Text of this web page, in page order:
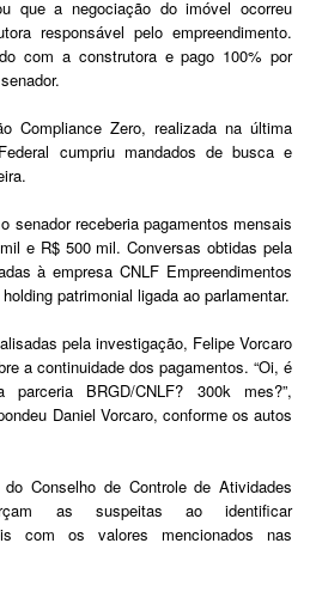
que a negociação do imóvel ocorreu
responsável pelo empreendimento.
com a construtora e pago 100% por
Compliance Zero, realizada na última
cumpriu mandados de busca e
senador receberia pagamentos mensais
e R$ 500 mil. Conversas obtidas pela
à empresa CNLF Empreendimentos
patrimonial ligada ao parlamentar.
pela investigação, Felipe Vorcaro
a continuidade dos pagamentos. “Oi, é
BRGD/CNLF? 300k mes?”,
Daniel Vorcaro, conforme os autos
Conselho de Controle de Atividades
as suspeitas ao identificar
com os valores mencionados nas